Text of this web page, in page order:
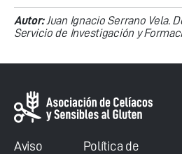
Autor:Juan Ignacio Serrano Vela.
Servicio de Investigación y
Aviso
Política de